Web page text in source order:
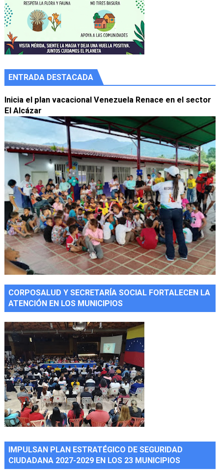
ENTRADA DESTACADA
Inicia el plan vacacional Venezuela Renace en el sector
El Alcázar
CORPOSALUD Y SECRETARÍA SOCIAL FORTALECEN LA
ATENCIÓN EN LOS MUNICIPIOS
IMPULSAN PLAN ESTRATÉGICO DE SEGURIDAD
CIUDADANA 2027-2029 EN LOS 23 MUNICIPIOS